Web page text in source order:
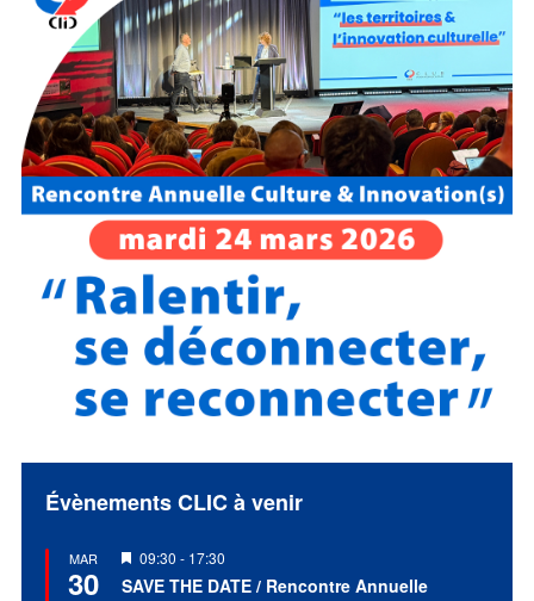
Évènements CLIC à venir
MAR
30
Mis
en
avant
09:30 - 17:30
SAVE THE DATE / Rencontre Annuelle